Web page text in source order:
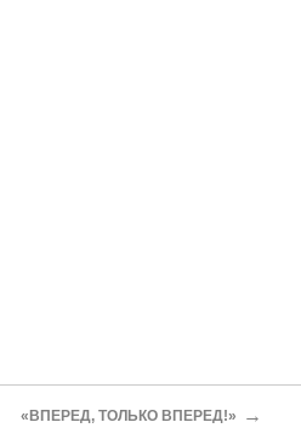
«ВПЕРЕД, ТОЛЬКО ВПЕРЕД!» →